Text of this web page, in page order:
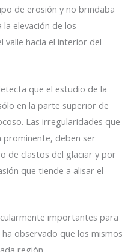
de erosión y no brindaba
elevación de los
valle hacia el interior del
que el estudio de la
en la parte superior de
Las irregularidades que
deben ser
de clastos del glaciar y por
que tiende a alisar el
importantes para
observado que los mismos
región.